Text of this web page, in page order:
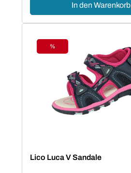
In den Warenkorb
Rabatt
%
Lico Luca V Sandale